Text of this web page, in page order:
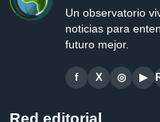
Un observatorio
noticias para
futuro mejor.
f X ◎ ▶
Red editorial